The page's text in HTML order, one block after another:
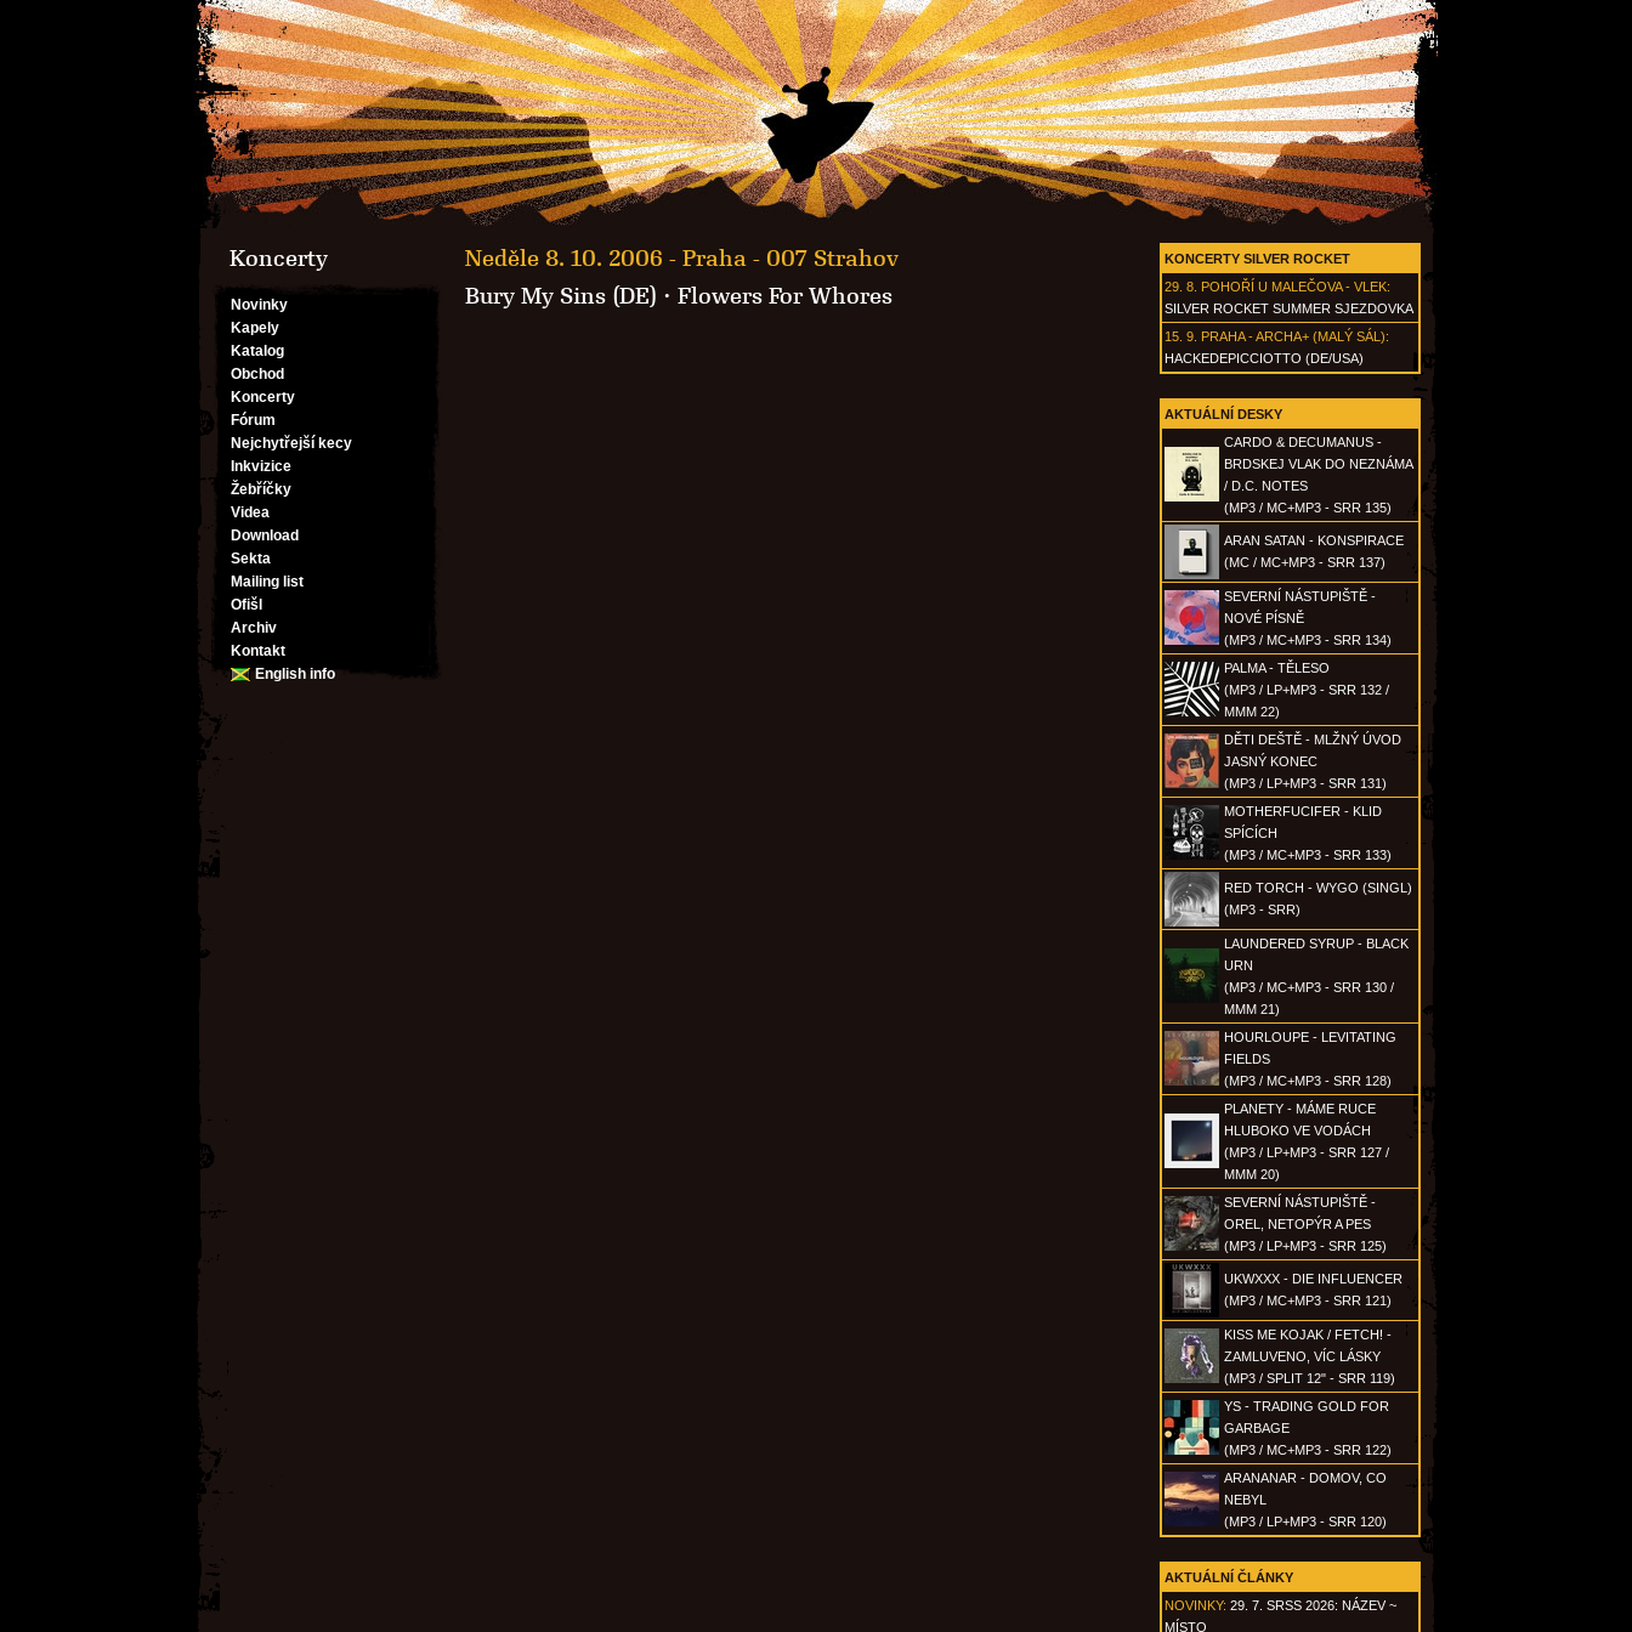
Koncerty
Novinky
Kapely
Katalog
Obchod
Koncerty
Fórum
Nejchytřejší kecy
Inkvizice
Žebříčky
Videa
Download
Sekta
Mailing list
Ofišl
Archiv
Kontakt
English info
KONCERTY SILVER ROCKET
29. 8. POHOŘÍ U MALEČOVA - VLEK:
SILVER ROCKET SUMMER SJEZDOVKA
15. 9. PRAHA - ARCHA+ (MALÝ SÁL):
HACKEDEPICCIOTTO (DE/USA)
AKTUÁLNÍ DESKY
CARDO & DECUMANUS -
BRDSKEJ VLAK DO NEZNÁMA
/ D.C. NOTES
(MP3 / MC+MP3 - SRR 135)
ARAN SATAN - KONSPIRACE
(MC / MC+MP3 - SRR 137)
SEVERNÍ NÁSTUPIŠTĚ -
NOVÉ PÍSNĚ
(MP3 / MC+MP3 - SRR 134)
PALMA - TĚLESO
(MP3 / LP+MP3 - SRR 132 /
MMM 22)
DĚTI DEŠTĚ - MLŽNÝ ÚVOD
JASNÝ KONEC
(MP3 / LP+MP3 - SRR 131)
MOTHERFUCIFER - KLID
SPÍCÍCH
(MP3 / MC+MP3 - SRR 133)
RED TORCH - WYGO (SINGL)
(MP3 - SRR)
LAUNDERED SYRUP - BLACK
URN
(MP3 / MC+MP3 - SRR 130 /
MMM 21)
HOURLOUPE - LEVITATING
FIELDS
(MP3 / MC+MP3 - SRR 128)
PLANETY - MÁME RUCE
HLUBOKO VE VODÁCH
(MP3 / LP+MP3 - SRR 127 /
MMM 20)
SEVERNÍ NÁSTUPIŠTĚ -
OREL, NETOPÝR A PES
(MP3 / LP+MP3 - SRR 125)
UKWXXX - DIE INFLUENCER
(MP3 / MC+MP3 - SRR 121)
KISS ME KOJAK / FETCH! -
ZAMLUVENO, VÍC LÁSKY
(MP3 / SPLIT 12" - SRR 119)
YS - TRADING GOLD FOR
GARBAGE
(MP3 / MC+MP3 - SRR 122)
ARANANAR - DOMOV, CO
NEBYL
(MP3 / LP+MP3 - SRR 120)
AKTUÁLNÍ ČLÁNKY
NOVINKY: 29. 7. SRSS 2026: NÁZEV ~
MÍSTO
Neděle 8. 10. 2006 - Praha - 007 Strahov
Bury My Sins (DE) · Flowers For Whores